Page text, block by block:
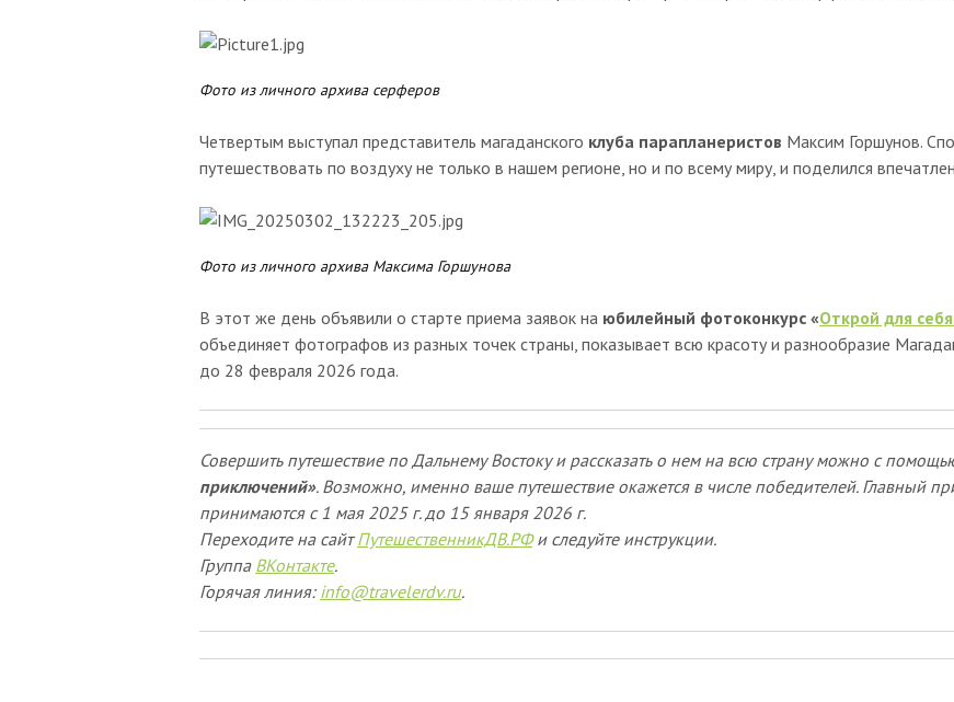
Фото из личного архива серферов
Четвертым выступал представитель магаданского клуба парапланеристов Максим Горшунов.
путешествовать по воздуху не только в нашем регионе, но и по всему миру, и поделился
Фото из личного архива Максима Горшунова
В этот же день объявили о старте приема заявок на юбилейный фотоконкурс «Открой для
объединяет фотографов из разных точек страны, показывает всю красоту и разнообразие
до 28 февраля 2026 года.
Совершить путешествие по Дальнему Востоку и рассказать о нем на всю страну можно с
приключений». Возможно, именно ваше путешествие окажется в числе победителей. Главный
принимаются с 1 мая 2025 г. до 15 января 2026 г.
Переходите на сайтПутешественникДВ.РФи следуйте инструкции.
Группа ВКонтакте.
Горячая линия: info@travelerdv.ru.